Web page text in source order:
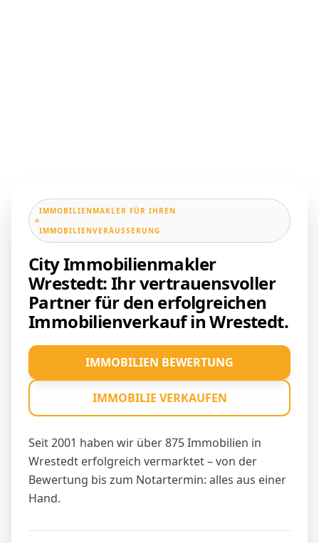
IMMOBILIENMAKLER FÜR IHREN
IMMOBILIENVERÄUSSERUNG
City Immobilienmakler
Wrestedt: Ihr vertrauensvoller
Partner für den erfolgreichen
Immobilienverkauf in Wrestedt.
Seit 2001 haben wir über 875 Immobilien in
Wrestedt erfolgreich vermarktet – von der
Bewertung bis zum Notartermin: alles aus einer
Hand.
IMMOBILIEN BEWERTUNG
IMMOBILIE VERKAUFEN